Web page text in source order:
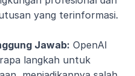
yang terinformasi.
Jawab: OpenAI
langkah untuk